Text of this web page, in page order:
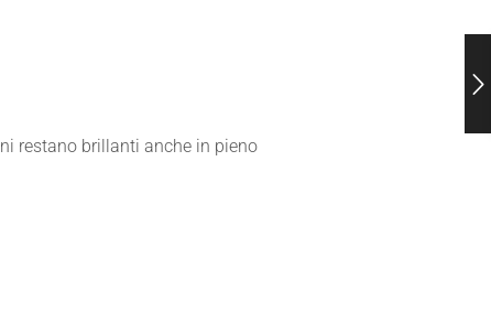
restano brillanti anche in pieno